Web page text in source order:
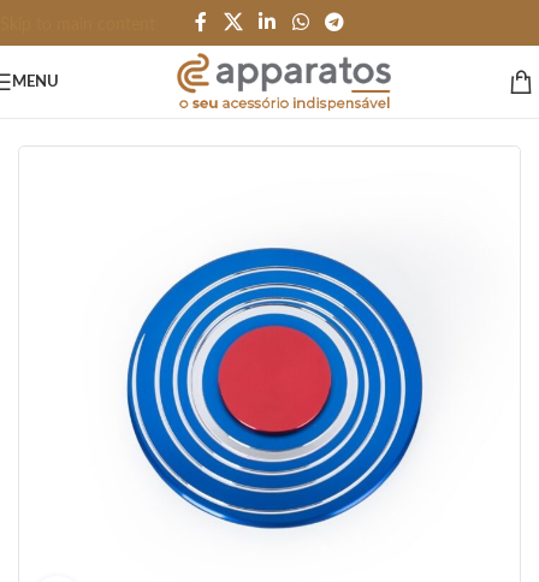
MENU
BRINQUEDOS e JOGOS/Terapeutico